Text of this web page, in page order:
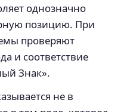
однозначно
позицию. При
проверяют
и соответствие
Знак».
не в